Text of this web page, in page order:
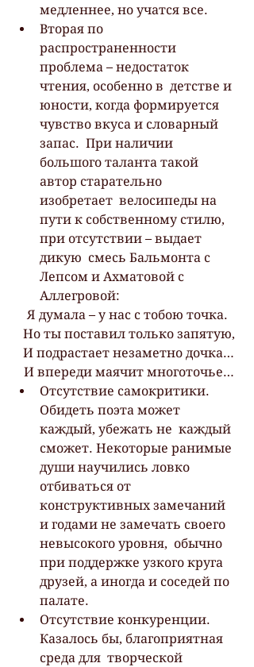
медленнее, но учатся все.
Вторая по
распространенности
проблема – недостаток
чтения, особенно в  детстве и
юности, когда формируется
чувство вкуса и словарный
запас.  При наличии
большого таланта такой
автор старательно
изобретает  велосипеды на
пути к собственному стилю,
при отсутствии – выдает
дикую  смесь Бальмонта с
Лепсом и Ахматовой с
Аллегровой:
Я думала – у нас с тобою точка.
Но ты поставил только запятую,
И подрастает незаметно дочка…
И впереди маячит многоточье…
Отсутствие самокритики.
Обидеть поэта может
каждый, убежать не  каждый
сможет. Некоторые ранимые
души научились ловко
отбиваться от
конструктивных замечаний
и годами не замечать своего
невысокого уровня,  обычно
при поддержке узкого круга
друзей, а иногда и соседей по
палате.
Отсутствие конкуренции.
Казалось бы, благоприятная
среда для  творческой